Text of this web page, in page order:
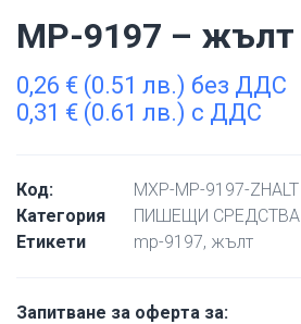
MP-9197 – жълт
0,26 € (0.51 лв.) без ДДС
0,31 € (0.61 лв.) с ДДС
Код:
MXP-MP-9197-ZHALT
Категория
ПИШЕЩИ СРЕДСТВА
Етикети
mp-9197, жълт
Запитване за оферта за: